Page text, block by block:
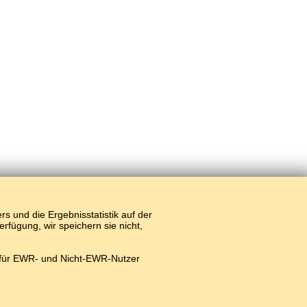
und die Ergebnisstatistik auf der
wir speichern sie nicht,
EWR- und Nicht-EWR-Nutzer